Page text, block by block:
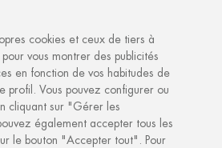
cookies et ceux de tiers à
vous montrer des publicités
en fonction de vos habitudes de
profil. Vous pouvez configurer ou
cliquant sur "Gérer les
également accepter tous les
le bouton "Accepter tout". Pour